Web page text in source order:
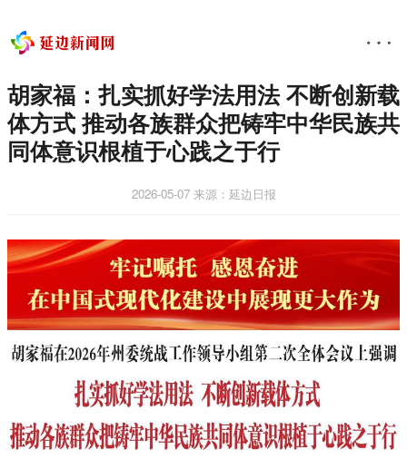
胡家福：扎实抓好学法用法 不断创新载
体方式 推动各族群众把铸牢中华民族共
同体意识根植于心践之于行
2026-05-07 来源：延边日报